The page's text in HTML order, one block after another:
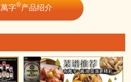
萬字®产品绍介